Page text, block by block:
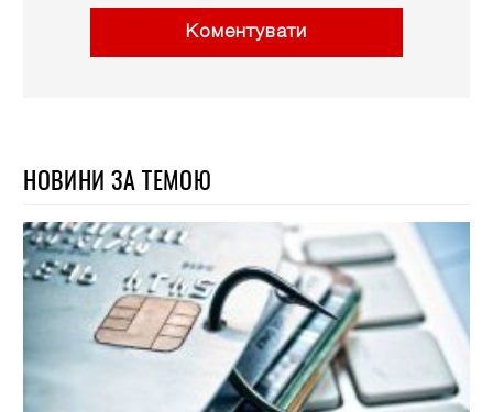
Коментувати
НОВИНИ ЗА ТЕМОЮ